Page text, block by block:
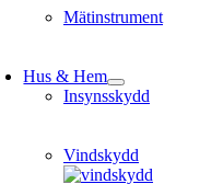
Mätinstrument
Hus & Hem
Insynsskydd
Vindskydd